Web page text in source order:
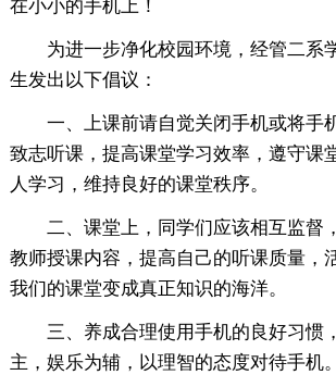
在小小的手机上！
为进一步净化校园环境，经管二系
生发出以下倡议：
一、上课前请自觉关闭手机或将手
致志听课，提高课堂学习效率，遵守课
人学习，维持良好的课堂秩序。
二、课堂上，同学们应该相互监督
教师授课内容，提高自己的听课质量，
我们的课堂变成真正知识的海洋。
三、养成合理使用手机的良好习惯
主，娱乐为辅，以理智的态度对待手机